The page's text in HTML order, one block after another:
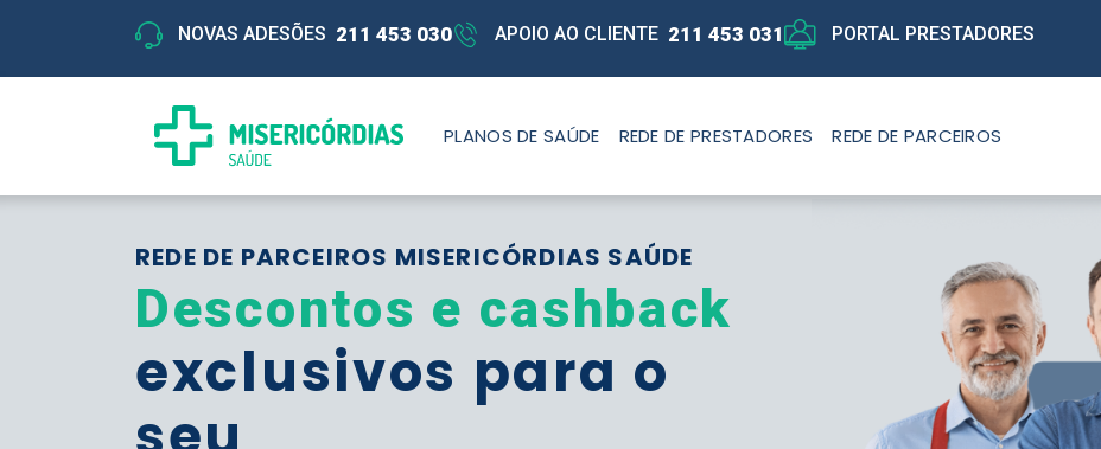
NOVAS ADESÕES 211 453 030 APOIO AO CLIENTE 211 453 031 PORTAL PRESTADORES
PLANOS DE SAÚDE REDE DE PRESTADORES REDE DE PARCEIROS
REDE DE PARCEIROS MISERICÓRDIAS SAÚDE
Descontos e cashback
exclusivos para o